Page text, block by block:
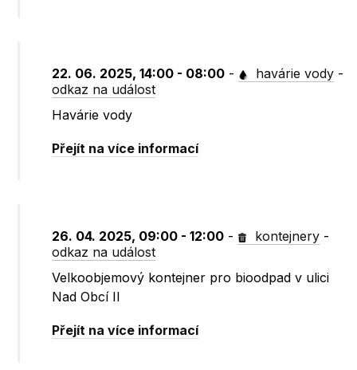
22. 06. 2025, 14:00 - 08:00 - havárie vody -
odkaz na událost
Havárie vody
Přejít na více informací
26. 04. 2025, 09:00 - 12:00 - kontejnery -
odkaz na událost
Velkoobjemový kontejner pro bioodpad v ulici
Nad Obcí II
Přejít na více informací